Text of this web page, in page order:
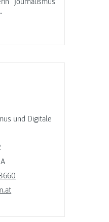
und Digitale